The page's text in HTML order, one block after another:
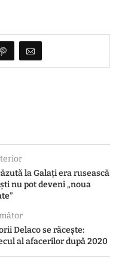
la Galați era rusească
nu pot deveni „noua
Delaco se răcește:
al afacerilor după 2020